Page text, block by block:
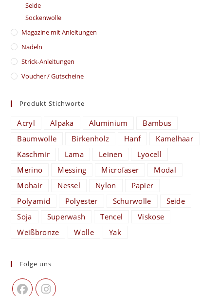
Seide
Sockenwolle
Magazine mit Anleitungen
Nadeln
Strick-Anleitungen
Voucher / Gutscheine
Produkt Stichworte
Acryl Alpaka Aluminium
Bambus
Baumwolle
Birkenholz Hanf
Kamelhaar
Kaschmir
Lama Leinen
Lyocell
Merino
Messing Microfaser
Modal
Mohair
Nessel Nylon
Papier
Polyamid
Polyester Schurwolle
Seide
Soja
Superwash Tencel
Viskose
Weißbronze
Wolle Yak
Folge uns